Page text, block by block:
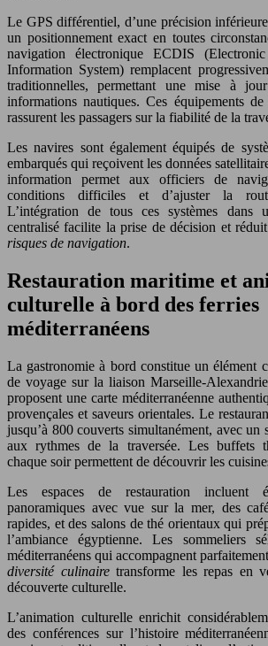
Le GPS différentiel, d’une précision
un positionnement exact en toutes
navigation électronique ECDIS
Information System) remplacent
traditionnelles, permettant une mise à
informations nautiques. Ces équipements de
rassurent les passagers sur la fiabilité de la
Les navires sont également équipés de
embarqués qui reçoivent les données
information permet aux officiers de
conditions difficiles et d’ajuster la
L’intégration de tous ces systèmes dans
centralisé facilite la prise de décision et
risques de navigation.
Restauration maritime et
culturelle à bord des ferries
méditerranéens
La gastronomie à bord constitue un élément
de voyage sur la liaison Marseille-
proposent une carte méditerranéenne
provençales et saveurs orientales. Le
jusqu’à 800 couverts simultanément, avec un
aux rythmes de la traversée. Les buffets
chaque soir permettent de découvrir les
Les espaces de restauration incluent
panoramiques avec vue sur la mer, des
rapides, et des salons de thé orientaux qui
l’ambiance égyptienne. Les sommeliers
méditerranéens qui accompagnent
diversité culinairetransforme les repas en
découverte culturelle.
L’animation culturelle enrichit
des conférences sur l’histoire